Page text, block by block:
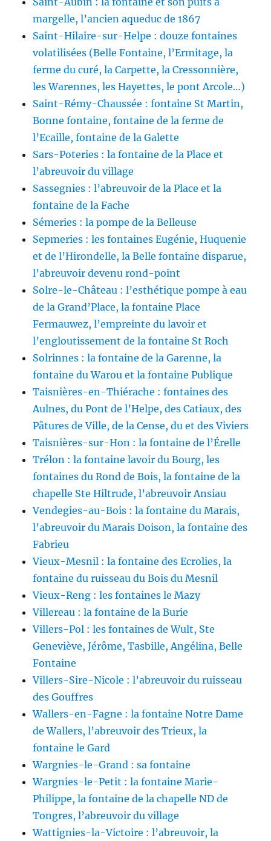
margelle, l’ancien aqueduc de 1867
Saint-Hilaire-sur-Helpe : douze fontaines
volatilisées (Belle Fontaine, l’Ermitage, la
ferme du curé, la Carpette, la Cressonnière,
les Warennes, les Hayettes, le pont Arcole…)
Saint-Rémy-Chaussée : fontaine St Martin,
Bonne fontaine, fontaine de la ferme de
l’Ecaille, fontaine de la Galette
Sars-Poteries : la fontaine de la Place et
l’abreuvoir du village
Sassegnies : l’abreuvoir de la Place et la
fontaine de la Fache
Sémeries : la pompe de la Belleuse
Sepmeries : les fontaines Eugénie, Huquenie
et de l’Hirondelle, la Belle fontaine disparue,
l’abreuvoir devenu rond-point
Solre-le-Château : l’esthétique pompe à eau
de la Grand’Place, la fontaine Place
Fermauwez, l’empreinte du lavoir et
l’engloutissement de la fontaine St Roch
Solrinnes : la fontaine de la Garenne, la
fontaine du Warou et la fontaine Publique
Taisnières-en-Thiérache : fontaines des
Aulnes, du Pont de l’Helpe, des Catiaux, des
Pâtures de Ville, de la Cense, du et des Viviers
Taisnières-sur-Hon : la fontaine de l’Érelle
Trélon : la fontaine lavoir du Bourg, les
fontaines du Rond de Bois, la fontaine de la
chapelle Ste Hiltrude, l’abreuvoir Ansiau
Vendegies-au-Bois : la fontaine du Marais,
l’abreuvoir du Marais Doison, la fontaine des
Fabrieu
Vieux-Mesnil : la fontaine des Ecrolies, la
fontaine du ruisseau du Bois du Mesnil
Vieux-Reng : les fontaines le Mazy
Villereau : la fontaine de la Burie
Villers-Pol : les fontaines de Wult, Ste
Geneviève, Jérôme, Tasbille, Angélina, Belle
Fontaine
Villers-Sire-Nicole : l’abreuvoir du ruisseau
des Gouffres
Wallers-en-Fagne : la fontaine Notre Dame
de Wallers, l’abreuvoir des Trieux, la
fontaine le Gard
Wargnies-le-Grand : sa fontaine
Wargnies-le-Petit : la fontaine Marie-
Philippe, la fontaine de la chapelle ND de
Tongres, l’abreuvoir du village
Wattignies-la-Victoire : l’abreuvoir, la